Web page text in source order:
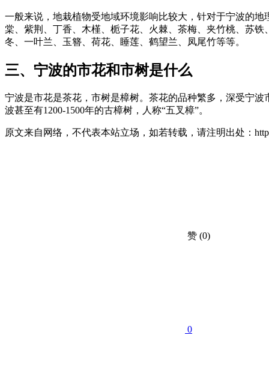
一般来说，地栽植物受地域环境影响比较大，针对于宁波的
棠、紫荆、丁香、木槿、栀子花、火棘、茶梅、夹竹桃、苏
冬、一叶兰、玉簪、荷花、睡莲、鹤望兰、凤尾竹等等。
三、宁波的市花和市树是什么
宁波是市花是茶花，市树是樟树。茶花的品种繁多，深受宁
波甚至有1200-1500年的古樟树，人称“五叉樟”。
原文来自网络，不代表本站立场，如若转载，请注明出处：
赞 (0)
0